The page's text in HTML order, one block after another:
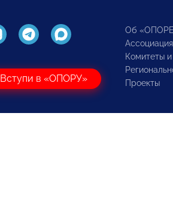
Вступи в «ОПОРУ»
Об
Комитеты
Проекты